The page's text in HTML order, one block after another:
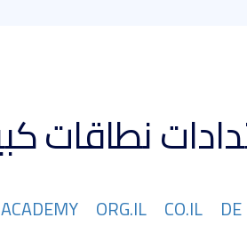
DE
CO.IL
ORG.IL
ACADEMY